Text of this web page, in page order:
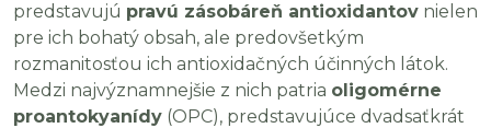
predstavujú pravú zásobáreň antioxidantov nielen
pre ich bohatý obsah, ale predovšetkým
rozmanitosťou ich antioxidačných účinných látok.
Medzi najvýznamnejšie z nich patria oligomérne
proantokyanídy (OPC), predstavujúce dvadsaťkrát